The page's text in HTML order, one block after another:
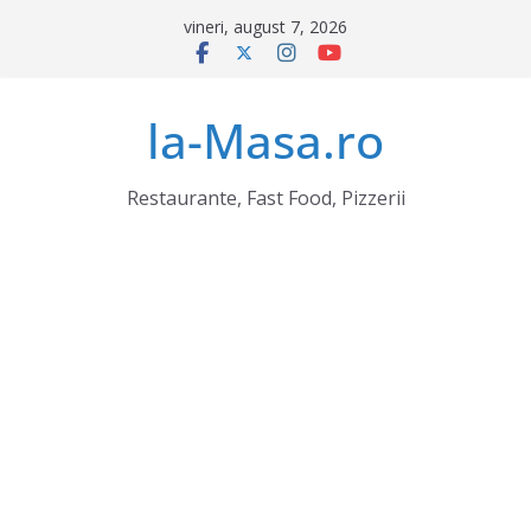
vineri, august 7, 2026
la-Masa.ro
Restaurante, Fast Food, Pizzerii